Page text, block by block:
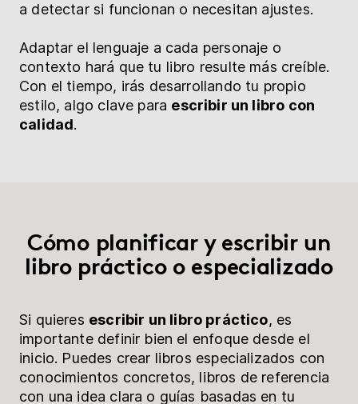
a detectar si funcionan o necesitan ajustes.
Adaptar el lenguaje a cada personaje o
contexto hará que tu libro resulte más creíble.
Con el tiempo, irás desarrollando tu propio
estilo, algo clave para escribir un libro con
calidad.
Cómo planificar y escribir un
libro práctico o especializado
Si quieres escribir un libro práctico, es
importante definir bien el enfoque desde el
inicio. Puedes crear libros especializados con
conocimientos concretos, libros de referencia
con una idea clara o guías basadas en tu